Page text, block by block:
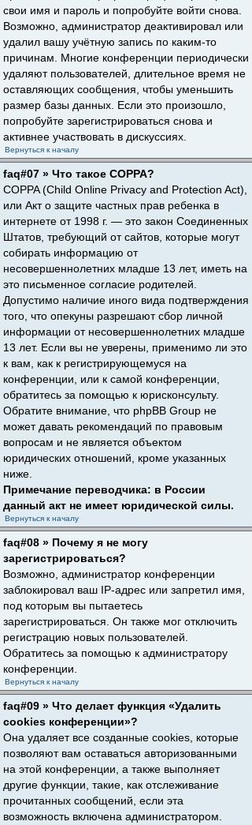
свои имя и пароль и попробуйте войти снова.
Возможно, администратор деактивировал или
удалил вашу учётную запись по каким-то
причинам. Многие конференции периодически
удаляют пользователей, длительное время не
оставляющих сообщения, чтобы уменьшить
размер базы данных. Если это произошло,
попробуйте зарегистрироваться снова и
активнее участвовать в дискуссиях.
Вернуться к началу
faq#07 » Что такое COPPA?
COPPA (Child Online Privacy and Protection Act),
или Акт о защите частных прав ребенка в
интернете от 1998 г. — это закон Соединенных
Штатов, требующий от сайтов, которые могут
собирать информацию от
несовершеннолетних младше 13 лет, иметь на
это письменное согласие родителей.
Допустимо наличие иного вида подтверждения
того, что опекуны разрешают сбор личной
информации от несовершеннолетних младше
13 лет. Если вы не уверены, применимо ли это
к вам, как к регистрирующемуся на
конференции, или к самой конференции,
обратитесь за помощью к юрисконсульту.
Обратите внимание, что phpBB Group не
может давать рекомендаций по правовым
вопросам и не является объектом
юридических отношений, кроме указанных
ниже.
Примечание переводчика: в России
данный акт не имеет юридической силы.
Вернуться к началу
faq#08 » Почему я не могу
зарегистрироваться?
Возможно, администратор конференции
заблокировал ваш IP-адрес или запретил имя,
под которым вы пытаетесь
зарегистрироваться. Он также мог отключить
регистрацию новых пользователей.
Обратитесь за помощью к администратору
конференции.
Вернуться к началу
faq#09 » Что делает функция «Удалить
cookies конференции»?
Она удаляет все созданные cookies, которые
позволяют вам оставаться авторизованными
на этой конференции, а также выполняет
другие функции, такие, как отслеживание
прочитанных сообщений, если эта
возможность включена администратором.